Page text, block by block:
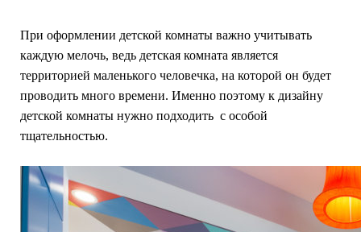
При оформлении детской комнаты важно учитывать
каждую мелочь, ведь детская комната является
территорией маленького человечка, на которой он будет
проводить много времени. Именно поэтому к дизайну
детской комнаты нужно подходить с особой
тщательностью.